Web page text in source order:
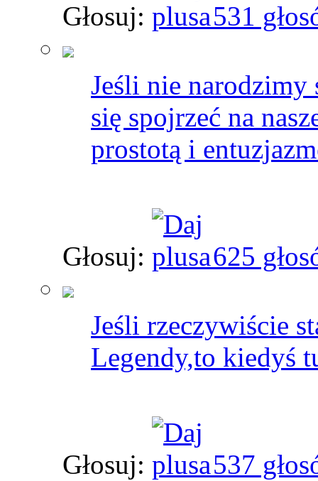
Głosuj: 531
Jeśli nie narodzimy
się spojrzeć na
prostotą i
Głosuj: 625
Jeśli rzeczywiście
Legendy,to kiedyś
Głosuj: 537